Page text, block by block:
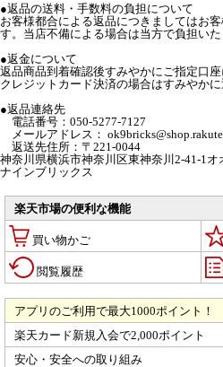
●返品の送料・手数料の負担について
お客様都合による返品につきましてはお
す。当店不備による場合は当方で負担いた
●返金について
返品商品到着確認後すみやかにご指定口座
クレジットカード決済の場合はすみやかに
●返品連絡先
電話番号：050-5277-7127
メールアドレス：
返送先住所：〒221-0044
神奈川県横浜市神奈川区東神奈川2-41-1オ
ナインブリックス
楽天市場の便利な機能
買い物かご
閲覧履歴
アプリのご利用で最大1000ポイント！
楽天カード新規入会で2,000ポイント
安心・安全への取り組み